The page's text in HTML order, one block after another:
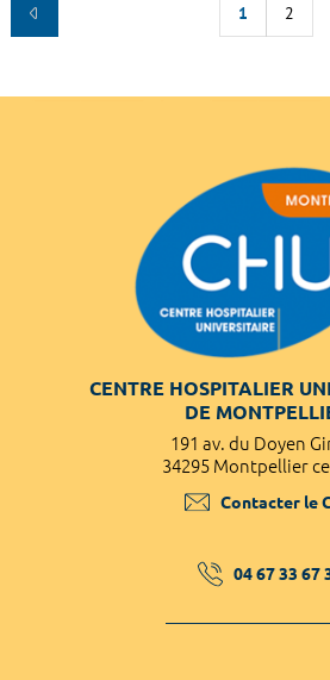
1 2
CENTRE HOSPITALIER
DE
191 av. du Doyen
34295 Montpellier
Contacter le
04 67 33 67